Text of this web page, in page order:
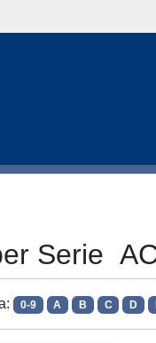
Serie
0-9 A B C D